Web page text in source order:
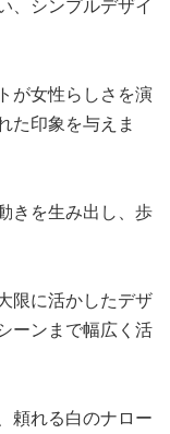
、シンプルデザイ
が女性らしさを演
た印象を与えま
きを生み出し、歩
限に活かしたデザ
ーンまで幅広く活
頼れる白のナロー